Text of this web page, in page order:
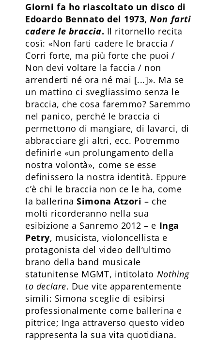
Giorni fa ho riascoltato un disco di
Edoardo Bennato del 1973,Non farti
cadere le braccia. Il ritornello recita
così: «Non farti cadere le braccia /
Corri forte, ma più forte che puoi /
Non devi voltare la faccia / non
arrenderti né ora né mai [...]». Ma se
un mattino ci svegliassimo senza le
braccia, che cosa faremmo? Saremmo
nel panico, perché le braccia ci
permettono di mangiare, di lavarci, di
abbracciare gli altri, ecc. Potremmo
definirle «un prolungamento della
nostra volontà», come se esse
definissero la nostra identità. Eppure
c’è chi le braccia non ce le ha, come
la ballerinaSimona Atzori – che
molti ricorderanno nella sua
esibizione a Sanremo 2012 – e Inga
Petry, musicista, violoncellista e
protagonista del video dell’ultimo
brano della band musicale
statunitense MGMT, intitolato Nothing
to declare. Due vite apparentemente
simili: Simona sceglie di esibirsi
professionalmente come ballerina e
pittrice; Inga attraverso questo video
rappresenta la sua vita quotidiana.